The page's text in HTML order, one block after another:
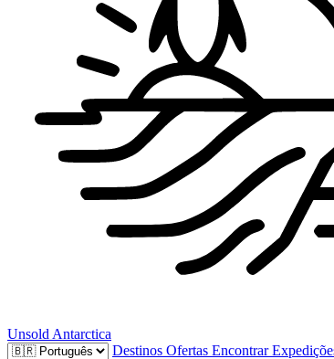
Unsold Antarctica
Destinos Ofertas Encontrar